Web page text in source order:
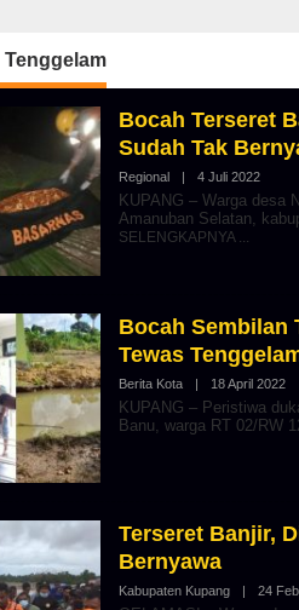
Tenggelam
Bocah Terseret
Sudah Tak
Regional | 4 Juli 2022O
E
H
T
K
I
N
S
E
KUPANG – Warga desa
Amanuban Selatan,
SELENGKAPNYA
Bocah Sembilan
Tewas
Berita Kota | 18 April 2022O
E
H
T
N
KUPANG – Peristiwa
Banu, warga RT 02/RW
Terseret Banjir,
Bernyawa
Kabupaten Kupang | 24